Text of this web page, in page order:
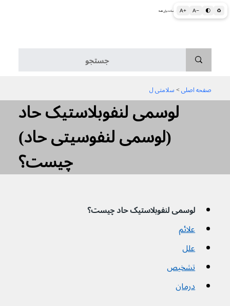
A+ A− 🌓 ♻ اطلاعات پزشکی و بهداشتی به زبان ساده برای همه
صفحه اصلی > سلامتی ل
لوسمی لنفوبلاستیک حاد
(لوسمی لنفوسیتی حاد)
چیست؟
لوسمی لنفوبلاستیک حاد چیست؟
علائم
علل
تشخیص
درمان